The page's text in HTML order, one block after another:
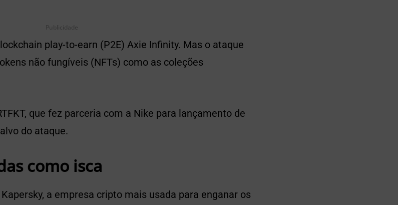
Publicidade
play-to-earn (P2E) Axie Infinity. Mas o ataque
não fungíveis (NFTs) como as coleções
que fez parceria com a Nike para lançamento de
do ataque.
como isca
a empresa cripto mais usada para enganar os